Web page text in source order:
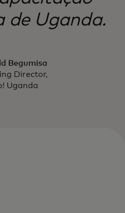
de Uganda.
Begumisa
Director,
Uganda